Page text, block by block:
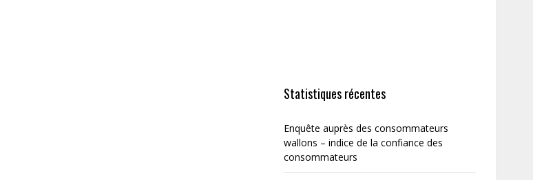
Statistiques récentes
Enquête auprès des consommateurs
wallons – indice de la confiance des
consommateurs